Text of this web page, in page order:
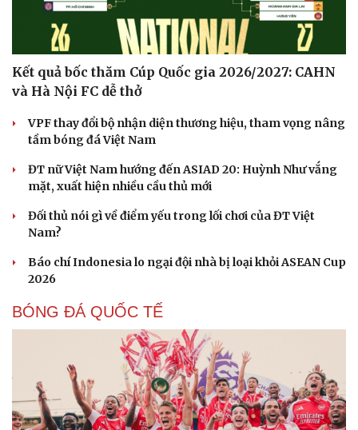
Cải chính
Kết quả bốc thăm Cúp Quốc gia 2026/2027: CAHN
và Hà Nội FC dễ thở
VPF thay đổi bộ nhận diện thương hiệu, tham vọng nâng
tầm bóng đá Việt Nam
ĐT nữ Việt Nam hướng đến ASIAD 20: Huỳnh Như vắng
mặt, xuất hiện nhiều cầu thủ mới
Đối thủ nói gì về điểm yếu trong lối chơi của ĐT Việt
Nam?
Báo chí Indonesia lo ngại đội nhà bị loại khỏi ASEAN Cup
2026
BÓNG ĐÁ QUỐC TẾ